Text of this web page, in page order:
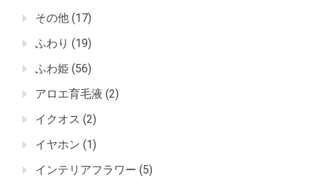
その他 (17)
ふわり (19)
ふわ姫 (56)
アロエ育毛液 (2)
イクオス (2)
イヤホン (1)
インテリアフラワー (5)